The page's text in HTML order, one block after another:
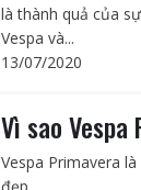
là thành quả của
Vespa và...
13/07/2020
Vì sao
Vespa Primavera